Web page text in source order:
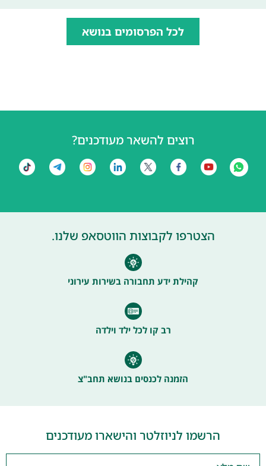
לכל הפרסומים בנושא
רוצים להשאר מעודכנים?
הצטרפו לקבוצות הווטסאפ שלנו.
קהילת ידע תחבורה בשירות עירוני
רב קו לכל ילד וילדה
הזמנה לכנסים בנושא תחב"צ
הרשמו לניוזלטר והישארו מעודכנים